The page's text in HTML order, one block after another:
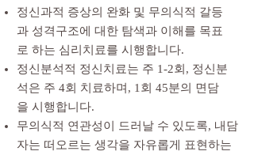
정신과적 증상의 완화 및 무의식적 갈등
과 성격구조에 대한 탐색과 이해를 목표
로 하는 심리치료를 시행합니다.
정신분석적 정신치료는 주 1-2회, 정신분
석은 주 4회 치료하며, 1회 45분의 면담
을 시행합니다.
무의식적 연관성이 드러날 수 있도록, 내담
자는 떠오르는 생각을 자유롭게 표현하는